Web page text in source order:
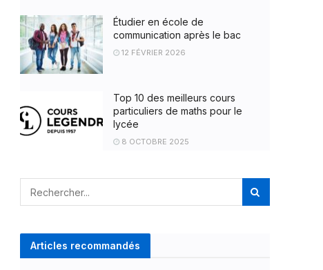
Étudier en école de
communication après le bac
12 FÉVRIER 2026
Top 10 des meilleurs cours
particuliers de maths pour le
lycée
8 OCTOBRE 2025
Articles recommandés